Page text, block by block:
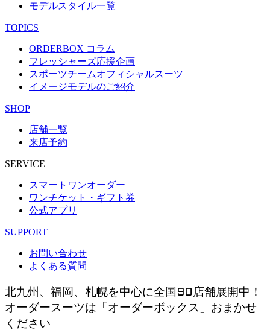
モデルスタイル一覧
TOPICS
ORDERBOX コラム
フレッシャーズ応援企画
スポーツチームオフィシャルスーツ
イメージモデルのご紹介
SHOP
店舗一覧
来店予約
SERVICE
スマートワンオーダー
ワンチケット・ギフト券
公式アプリ
SUPPORT
お問い合わせ
よくある質問
北九州、福岡、札幌を中心に全国90店舗展開中！
オーダースーツは「オーダーボックス」おまかせ
ください